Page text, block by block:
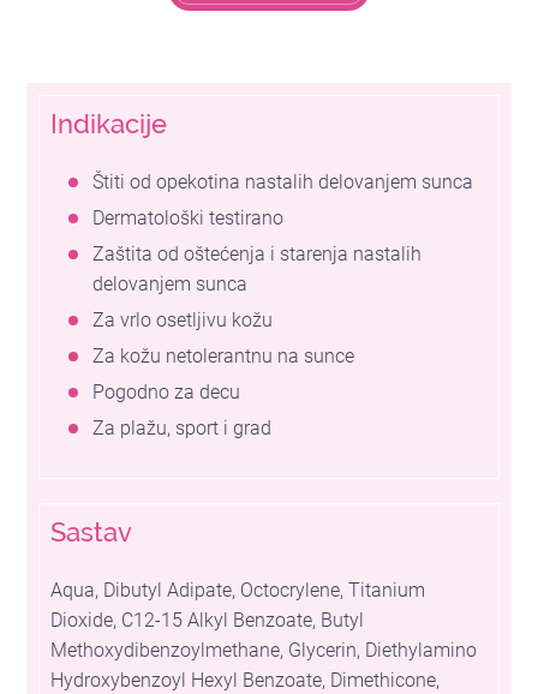
Indikacije
Štiti od opekotina nastalih delovanjem sunca
Dermatološki testirano
Zaštita od oštećenja i starenja nastalih
delovanjem sunca
Za vrlo osetljivu kožu
Za kožu netolerantnu na sunce
Pogodno za decu
Za plažu, sport i grad
Sastav
Aqua, Dibutyl Adipate, Octocrylene, Titanium
Dioxide, C12-15 Alkyl Benzoate, Butyl
Methoxydibenzoylmethane, Glycerin, Diethylamino
Hydroxybenzoyl Hexyl Benzoate, Dimethicone,